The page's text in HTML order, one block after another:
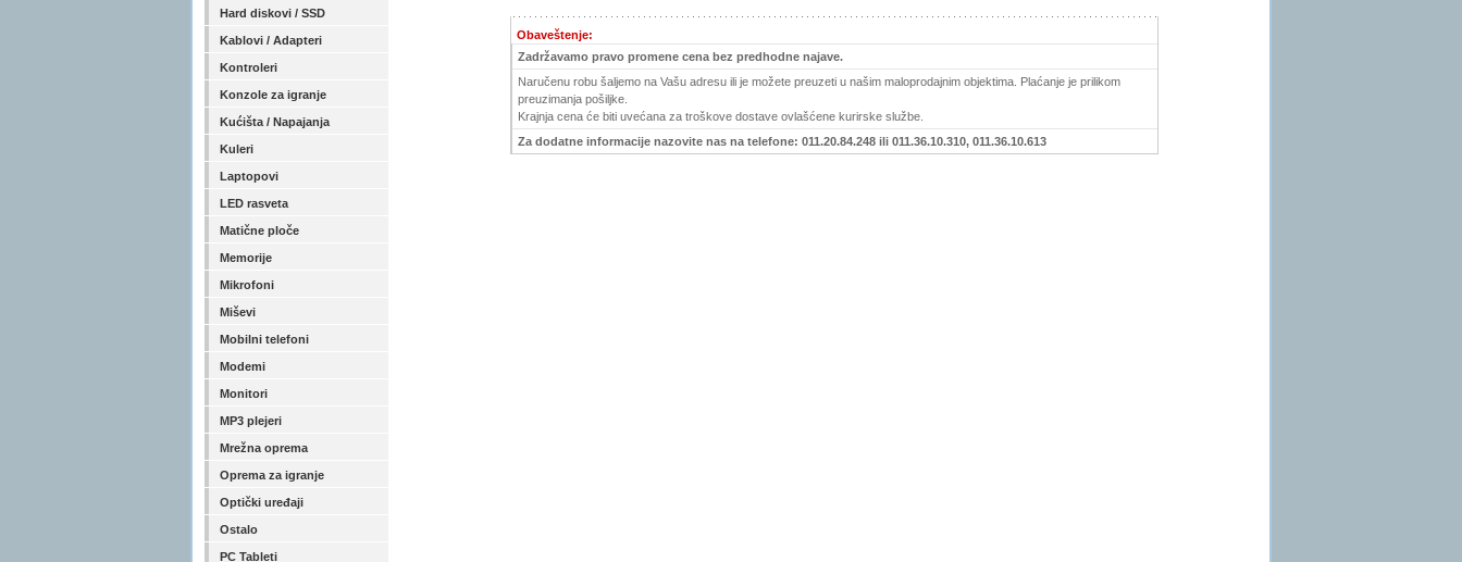
Hard diskovi / SSD
Kablovi / Adapteri
Kontroleri
Konzole za igranje
Kućišta / Napajanja
Kuleri
Laptopovi
LED rasveta
Matične ploče
Memorije
Mikrofoni
Miševi
Mobilni telefoni
Modemi
Monitori
MP3 plejeri
Mrežna oprema
Oprema za igranje
Optički uređaji
Ostalo
PC Tableti
Obaveštenje:
Zadržavamo pravo promene cena bez predhodne najave.
Naručenu robu šaljemo na Vašu adresu ili je možete preuzeti u našim maloprodajnim objektima. Plaćanje je prilikom
preuzimanja pošiljke.
Krajnja cena će biti uvećana za troškove dostave ovlašćene kurirske službe.
Za dodatne informacije nazovite nas na telefone: 011.20.84.248 ili 011.36.10.310, 011.36.10.613